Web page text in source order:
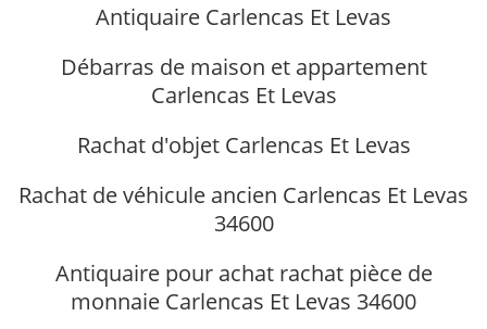
Antiquaire Carlencas Et Levas
Débarras de maison et appartement
Carlencas Et Levas
Rachat d'objet Carlencas Et Levas
Rachat de véhicule ancien Carlencas Et Levas
34600
Antiquaire pour achat rachat pièce de
monnaie Carlencas Et Levas 34600